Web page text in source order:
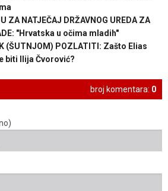
ZA NATJEČAJ DRŽAVNOG UREDA ZA
"Hrvatska u očima mladih"
(ŠUTNJOM) POZLATITI: Zašto Elias
biti Ilija Čvorović?
broj komentara: 0